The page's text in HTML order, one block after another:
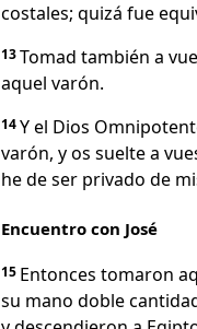
costales; quizá fue
13Tomad también a
aquel varón.
14Y el Dios
varón, y os suelte a
he de ser privado de
Encuentro con José
15 Entonces tomaron
su mano doble